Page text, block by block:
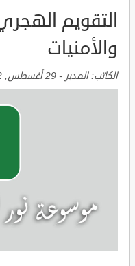
التقويم
والأمنيات
الكاتب:المدير - 29 أغسطس, 2022